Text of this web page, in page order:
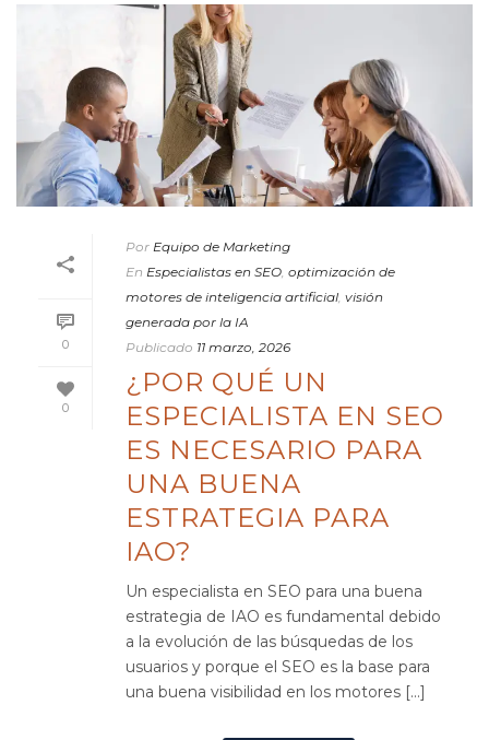
0
0
Por Equipo de Marketing
En Especialistas en SEO optimización de
motores de inteligencia artificial visión
generada por la IA
Publicado 11 marzo, 2026
¿POR QUÉ UN
ESPECIALISTA EN SEO
ES NECESARIO PARA
UNA BUENA
ESTRATEGIA PARA
IAO?
Un especialista en SEO para una buena
estrategia de IAO es fundamental debido
a la evolución de las búsquedas de los
usuarios y porque el SEO es la base para
una buena visibilidad en los motores [...]